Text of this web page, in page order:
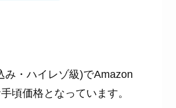
み・ハイレゾ級)でAmazon
頃価格となっています。